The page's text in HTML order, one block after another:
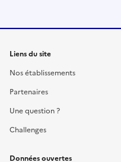
Liens du site
Nos établissements
Partenaires
Une question ?
Challenges
Données ouvertes